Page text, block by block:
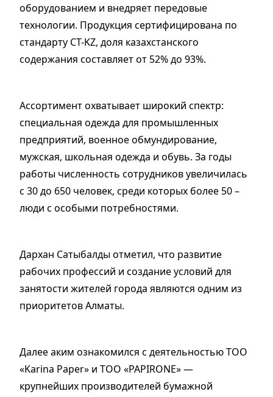
оборудованием и внедряет передовые
технологии. Продукция сертифицирована по
стандарту СТ-KZ, доля казахстанского
содержания составляет от 52% до 93%.
Ассортимент охватывает широкий спектр:
специальная одежда для промышленных
предприятий, военное обмундирование,
мужская, школьная одежда и обувь. За годы
работы численность сотрудников увеличилась
с 30 до 650 человек, среди которых более 50 –
люди с особыми потребностями.
Дархан Сатыбалды отметил, что развитие
рабочих профессий и создание условий для
занятости жителей города являются одним из
приоритетов Алматы.
Далее аким ознакомился с деятельностью ТОО
«Karina Paper» и ТОО «PAPIRONE» —
крупнейших производителей бумажной